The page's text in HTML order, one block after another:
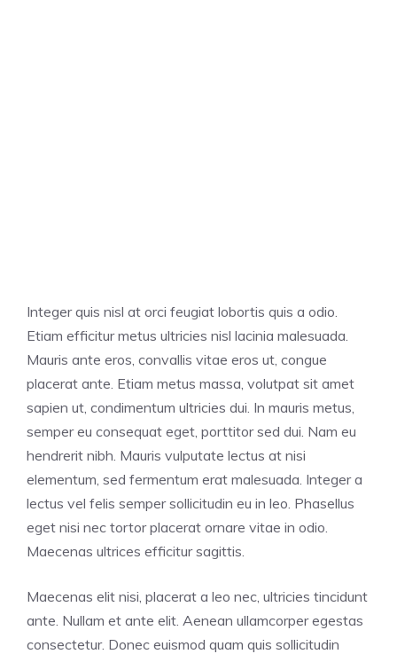
Integer quis nisl at orci feugiat lobortis quis a odio.
Etiam efficitur metus ultricies nisl lacinia malesuada.
Mauris ante eros, convallis vitae eros ut, congue
placerat ante. Etiam metus massa, volutpat sit amet
sapien ut, condimentum ultricies dui. In mauris metus,
semper eu consequat eget, porttitor sed dui. Nam eu
hendrerit nibh. Mauris vulputate lectus at nisi
elementum, sed fermentum erat malesuada. Integer a
lectus vel felis semper sollicitudin eu in leo. Phasellus
eget nisi nec tortor placerat ornare vitae in odio.
Maecenas ultrices efficitur sagittis.
Maecenas elit nisi, placerat a leo nec, ultricies tincidunt
ante. Nullam et ante elit. Aenean ullamcorper egestas
consectetur. Donec euismod quam quis sollicitudin